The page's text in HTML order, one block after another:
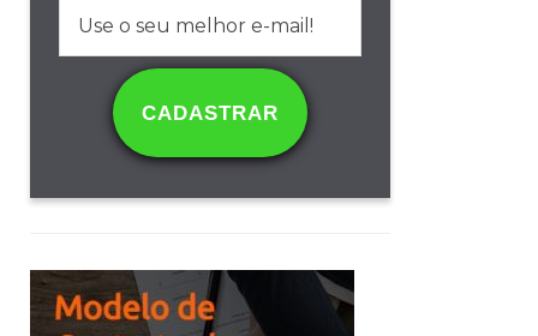
CADASTRAR